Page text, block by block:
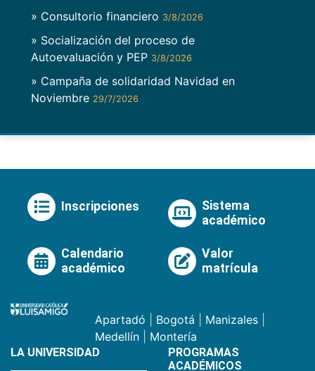
» Consultorio financiero 3/8/2026
» Socialización del proceso de
Autoevaluación y PEP 3/8/2026
» Campaña de solidaridad Navidad en
Noviembre 29/7/2026
Inscripciones
Sistema
académico
Calendario
académico
Valor
matrícula
Apartadó Bogotá Manizales
Medellín
Montería
LA UNIVERSIDAD
PROGRAMAS
ACADÉMICOS